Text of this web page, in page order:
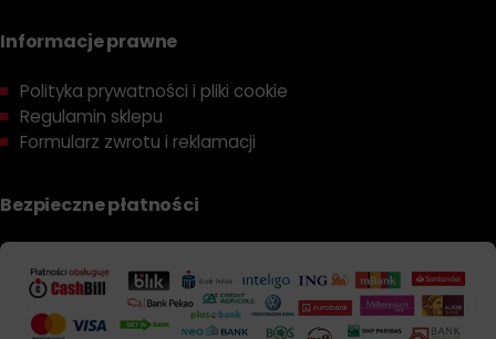
Informacje prawne
Polityka prywatności i pliki cookie
Regulamin sklepu
Formularz zwrotu i reklamacji
Bezpieczne płatności